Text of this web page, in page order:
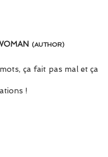
ça fait pas mal et ça
!